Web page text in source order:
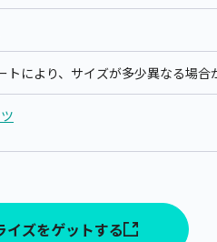
により、サイズが多少異なる場合
イズをゲットする